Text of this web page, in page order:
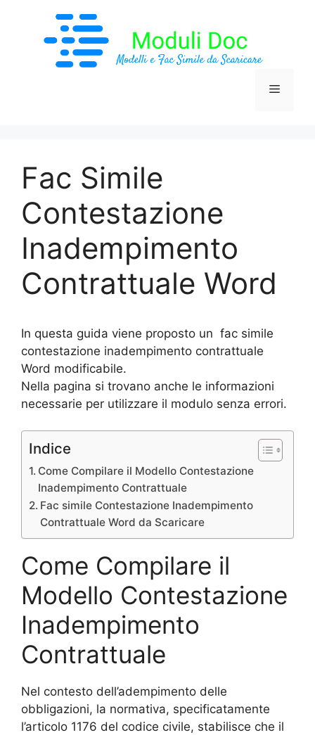
contenuto
Menu
Fac Simile
Contestazione
Inadempimento
Contrattuale Word
In questa guida viene proposto un fac simile
contestazione inadempimento contrattuale
Word modificabile.
Nella pagina si trovano anche le informazioni
necessarie per utilizzare il modulo senza errori.
Indice
Come Compilare il Modello Contestazione
Inadempimento Contrattuale
Fac simile Contestazione Inadempimento
Contrattuale Word da Scaricare
Come Compilare il
Modello Contestazione
Inadempimento
Contrattuale
Nel contesto dell’adempimento delle
obbligazioni, la normativa, specificatamente
l’articolo 1176 del codice civile, stabilisce che il